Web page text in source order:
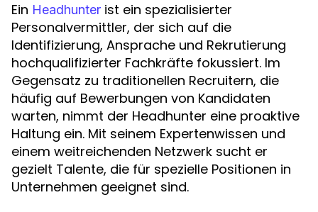
Ein Headhunter ist ein spezialisierter
Personalvermittler, der sich auf die
Identifizierung, Ansprache und Rekrutierung
hochqualifizierter Fachkräfte fokussiert. Im
Gegensatz zu traditionellen Recruitern, die
häufig auf Bewerbungen von Kandidaten
warten, nimmt der Headhunter eine proaktive
Haltung ein. Mit seinem Expertenwissen und
einem weitreichenden Netzwerk sucht er
gezielt Talente, die für spezielle Positionen in
Unternehmen geeignet sind.